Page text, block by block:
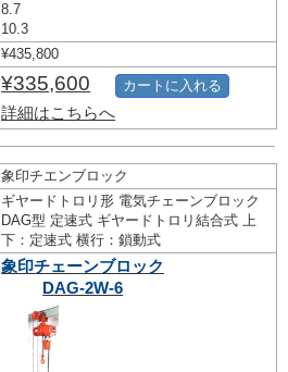
8.7
10.3
¥435,800
¥335,600
詳細はこちらへ
カートに入れる
象印チエンブロック
ギヤードトロリ形 電気チェーンブロック
DAG型 定速式 ギヤードトロリ結合式 上
下：定速式 横行：鎖動式
象印チェーンブロック
DAG-2W-6